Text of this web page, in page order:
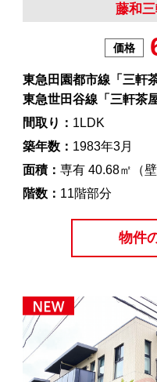
藤和
価格
東急田園都市線「三軒
東急世田谷線「三軒茶
間取り： 1LDK
築年数： 1983年3月
面積： 専有 40.68㎡（
階数： 11階部分
物件